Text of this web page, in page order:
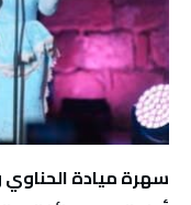
سهرة ميادة